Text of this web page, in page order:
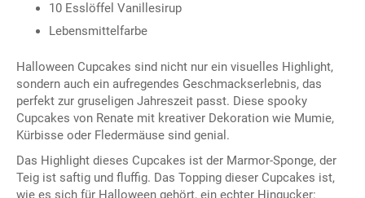
10 Esslöffel Vanillesirup
Lebensmittelfarbe
Halloween Cupcakes sind nicht nur ein visuelles Highlight,
sondern auch ein aufregendes Geschmackserlebnis, das
perfekt zur gruseligen Jahreszeit passt. Diese spooky
Cupcakes von Renate mit kreativer Dekoration wie Mumie,
Kürbisse oder Fledermäuse sind genial.
Das Highlight dieses Cupcakes ist der Marmor-Sponge, der
Teig ist saftig und fluffig. Das Topping dieser Cupcakes ist,
wie es sich für Halloween gehört, ein echter Hingucker: